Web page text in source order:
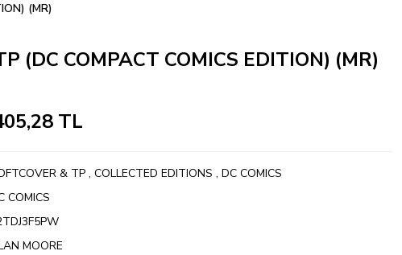
(MR)
(DC COMPACT COMICS EDITION) (MR)
TL
& TP , COLLECTED EDITIONS , DC COMICS
COMICS
MOORE